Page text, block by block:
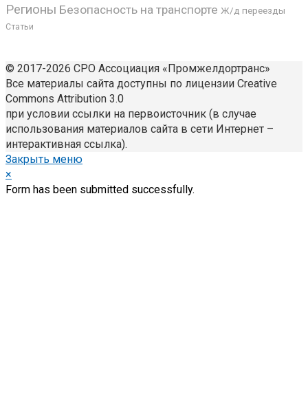
Регионы Безопасность на транспорте Ж/д переезды
Статьи
© 2017-2026 СРО Ассоциация «Промжелдортранс»
Все материалы сайта доступны по лицензии Creative
Commons Attribution 3.0
при условии ссылки на первоисточник (в случае
использования материалов сайта в сети Интернет –
интерактивная ссылка).
Закрыть меню
×
Form has been submitted successfully.